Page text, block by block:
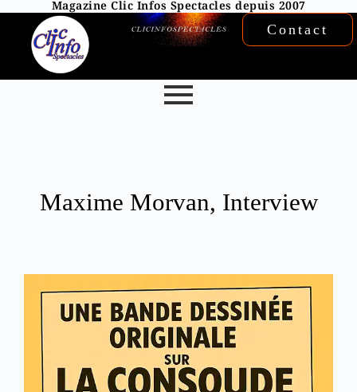
Magazine Clic Infos Spectacles depuis 2007
Contact
Maxime Morvan, Interview